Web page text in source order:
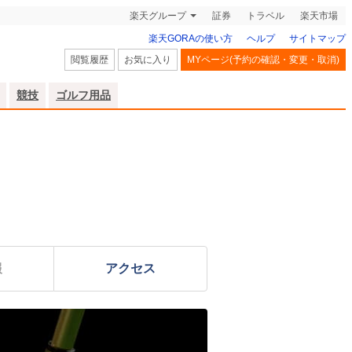
楽天グループ 証券 トラベル 楽天市場
楽天GORAの使い方 ヘルプ
サイトマップ
閲覧履歴
お気に入り MYページ(予約の確認・変更・取消)
競技 ゴルフ用品
アクセス